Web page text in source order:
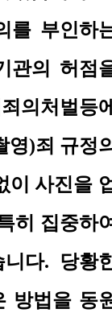
를 부인하
관의 허점
의처벌등
영)죄 규정
이 사진을
히 집중하
다. 당황
방법을 동